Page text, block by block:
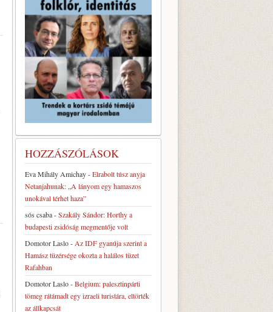
HOZZÁSZÓLÁSOK
Eva Mihály Amichay-Elrabolt túsz anyja
Netanjahunak: „A lányom egy hamaszos
unokával térhet haza”
sós csaba-Szakály Sándor: Horthy a
budapesti zsidóság megmentője volt
Domotor Laslo- Az IDF gyanúja szerint a
Hamász tüzérsége okozta a halálos tüzet
Rafahban
Domotor Laslo-Belgium: palesztinpárti
tömeg rátámadt egy izraeli turistára, eltörték
az állkapcsát